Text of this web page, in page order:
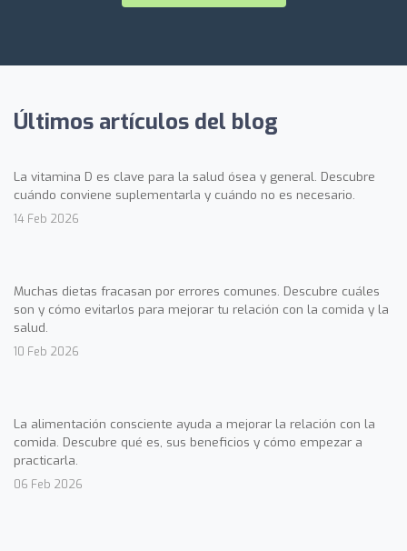
Últimos artículos del blog
La vitamina D es clave para la salud ósea y general. Descubre
cuándo conviene suplementarla y cuándo no es necesario.
14 Feb 2026
Muchas dietas fracasan por errores comunes. Descubre cuáles
son y cómo evitarlos para mejorar tu relación con la comida y la
salud.
10 Feb 2026
La alimentación consciente ayuda a mejorar la relación con la
comida. Descubre qué es, sus beneficios y cómo empezar a
practicarla.
06 Feb 2026